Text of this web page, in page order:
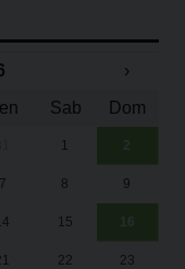
›
Sab Dom
1 2
7 8 9
15 16
22 23